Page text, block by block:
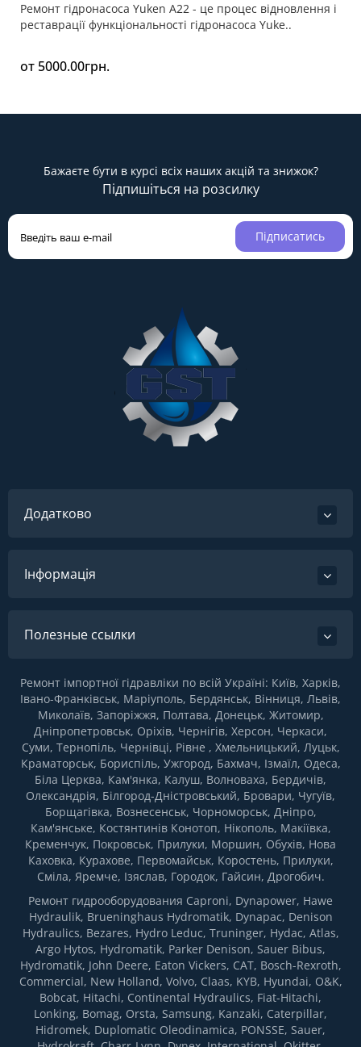
Ремонт гідронасоса Yuken A22 - це процес відновлення і
реставрації функціональності гідронасоса Yuke..
от 5000.00грн.
Бажаєте бути в курсі всіх наших акцій та знижок?
Підпишіться на розсилку
Підписатись
Додатково
Інформація
Полезные ссылки
Ремонт імпортної гідравліки по всій Україні: Київ, Харків,
Івано-Франківськ, Маріуполь, Бердянськ, Вінниця, Львів,
Миколаїв, Запоріжжя, Полтава, Донецьк, Житомир,
Дніпропетровськ, Оріхів, Чернігів, Херсон, Черкаси,
Суми, Тернопіль, Чернівці, Рівне , Хмельницький, Луцьк,
Краматорськ, Бориспіль, Ужгород, Бахмач, Ізмаїл, Одеса,
Біла Церква, Кам'янка, Калуш, Волноваха, Бердичів,
Олександрія, Білгород-Дністровський, Бровари, Чугуїв,
Борщагівка, Вознесенськ, Чорноморськ, Дніпро,
Кам'янське, Костянтинів Конотоп, Нікополь, Макіївка,
Кременчук, Покровськ, Прилуки, Моршин, Обухів, Нова
Каховка, Курахове, Первомайськ, Коростень, Прилуки,
Сміла, Яремче, Ізяслав, Городок, Гайсин, Дрогобич.
Ремонт гидрооборудования Caproni, Dynapower, Hawe
Hydraulik, Brueninghaus Hydromatik, Dynapac, Denison
Hydraulics, Bezares, Hydro Leduc, Truninger, Hydac, Atlas,
Argo Hytos, Hydromatik, Parker Denison, Sauer Bibus,
Hydromatik, John Deere, Eaton Vickers, CAT, Bosch-Rexroth,
Commercial, New Holland, Volvo, Claas, KYB, Hyundai, O&K,
Bobcat, Hitachi, Continental Hydraulics, Fiat-Hitachi,
Lonking, Bomag, Orsta, Samsung, Kanzaki, Caterpillar,
Hidromek, Duplomatic Oleodinamica, PONSSE, Sauer,